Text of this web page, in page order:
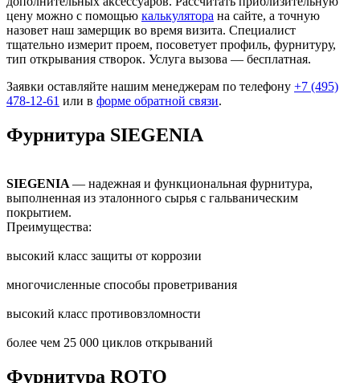
цену можно с помощью калькулятора на сайте, а точную
назовет наш замерщик во время визита. Специалист
тщательно измерит проем, посоветует профиль, фурнитуру,
тип открывания створок. Услуга вызова — бесплатная.
Заявки оставляйте нашим менеджерам по телефону +7 (495)
478-12-61 или в форме обратной связи.
Фурнитура SIEGENIA
SIEGENIA — надежная и функциональная фурнитура,
выполненная из эталонного сырья с гальваническим
покрытием.
Преимущества:
высокий класс защиты от коррозии
многочисленные способы проветривания
высокий класс противовзломности
более чем 25 000 циклов открываний
Фурнитура ROTO